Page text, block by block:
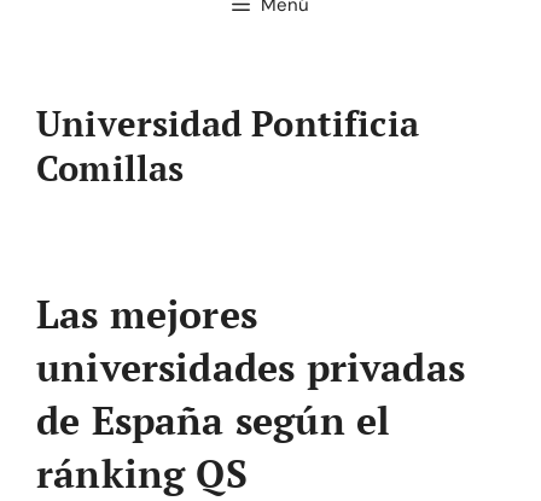
Menú
Universidad Pontificia
Comillas
Las mejores
universidades privadas
de España según el
ránking QS